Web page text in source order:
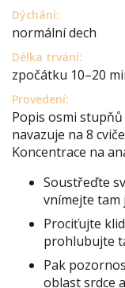
Dýchání:
normální dech
Délka trvání:
zpočátku 10–20
Provedení:
Popis osmi stupňů
navazuje na 8
Koncentrace na
Soustřeďte
vnímejte tam
Prociťujte
prohlubujte
Pak
oblast srdce